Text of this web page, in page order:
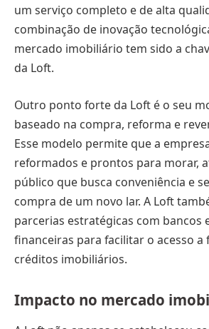
um serviço completo e de alta
combinação de inovação
mercado imobiliário tem sido a
da Loft.
Outro ponto forte da Loft é o seu
baseado na compra, reforma e
Esse modelo permite que a
reformados e prontos para morar,
público que busca conveniência e
compra de um novo lar. A Loft
parcerias estratégicas com bancos
financeiras para facilitar o acesso
créditos imobiliários.
Impacto no mercado